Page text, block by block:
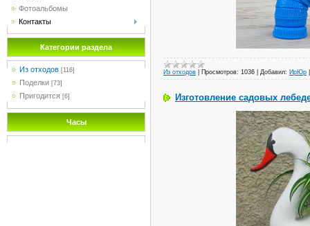
Фотоальбомы
Контакты
Категории раздела
Из отходов [116]
Поделки [73]
Пригодится [6]
Часы
Из отходов Просмотров: 1036 Добавил: ИрЮр
Изготовление садовых